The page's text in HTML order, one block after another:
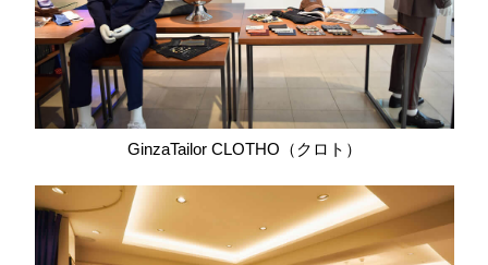
GinzaTailor CLOTHO（クロト）